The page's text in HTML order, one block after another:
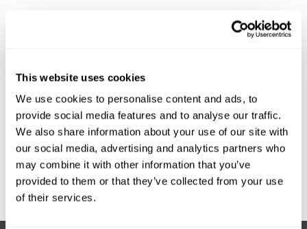
This website uses cookies
We use cookies to personalise content and ads, to
provide social media features and to analyse our traffic.
We also share information about your use of our site with
our social media, advertising and analytics partners who
may combine it with other information that you’ve
provided to them or that they’ve collected from your use
of their services.
stanowiskach MS002A/MS005/MS005A/MS008. Kabel
między regulatorem napięcia alternatora a stanowiskiem.
Producent:MSG Equipment
Zapytaj o cenę